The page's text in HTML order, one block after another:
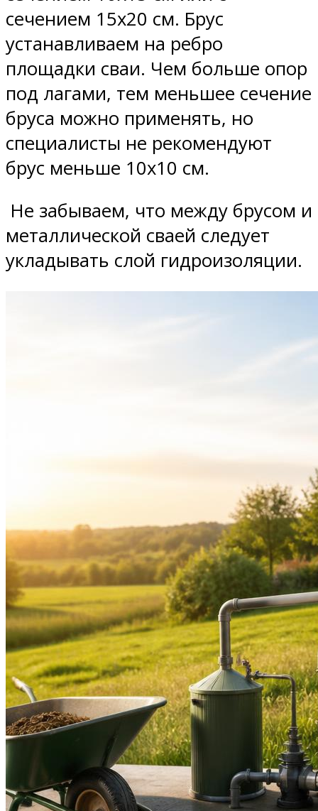
сечением 15х20 см. Брус
устанавливаем на ребро
площадки сваи. Чем больше опор
под лагами, тем меньшее сечение
бруса можно применять, но
специалисты не рекомендуют
брус меньше 10х10 см.
Не забываем, что между брусом и
металлической сваей следует
укладывать слой гидроизоляции.